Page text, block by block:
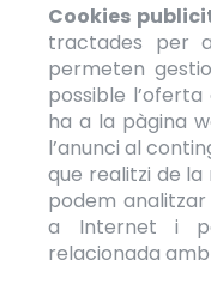
Cookies
tractades per
permeten
possible
ha a la pàgina
l’anunci al
que realitzi de la
podem
a Internet i
relacionada